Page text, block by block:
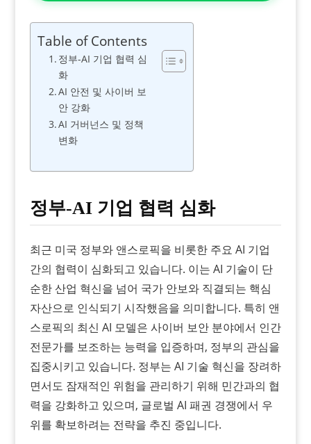
Table of Contents
정부-AI 기업 협력 심
화
AI 안전 및 사이버 보
안 강화
AI 거버넌스 및 정책
변화
정부-AI 기업 협력 심화
최근 미국 정부와 앤스로픽을 비롯한 주요 AI 기업
간의 협력이 심화되고 있습니다. 이는 AI 기술이 단
순한 산업 혁신을 넘어 국가 안보와 직결되는 핵심
자산으로 인식되기 시작했음을 의미합니다. 특히 앤
스로픽의 최신 AI 모델은 사이버 보안 분야에서 인간
전문가를 보조하는 능력을 입증하며, 정부의 관심을
집중시키고 있습니다. 정부는 AI 기술 혁신을 장려하
면서도 잠재적인 위험을 관리하기 위해 민간과의 협
력을 강화하고 있으며, 글로벌 AI 패권 경쟁에서 우
위를 확보하려는 전략을 추진 중입니다.